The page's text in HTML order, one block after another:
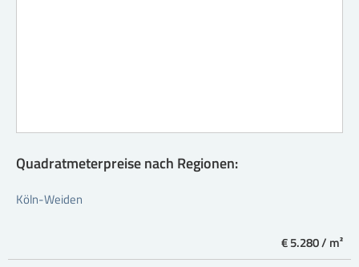
Quadratmeterpreise nach Regionen:
Köln-Weiden
€ 5.280 / m²